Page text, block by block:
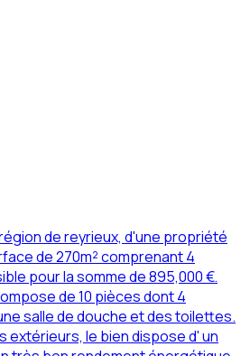
de reyrieux, d'une propriété
de 270m² comprenant 4
pour la somme de 895,000 €.
de 10 pièces dont 4
salle de douche et des toilettes.
extérieurs, le bien dispose d' un